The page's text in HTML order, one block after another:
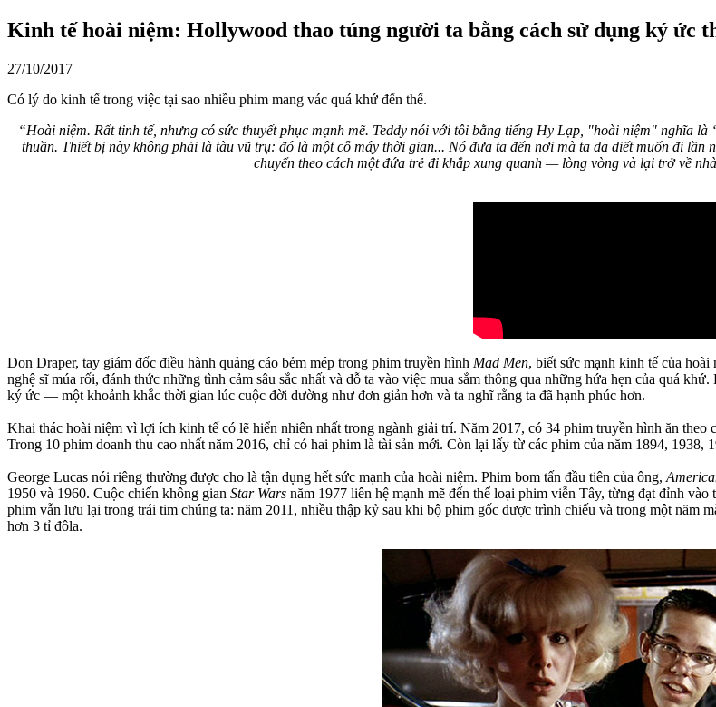
Kinh tế hoài niệm: Hollywood thao túng người ta bằng cách sử dụng ký ức
27/10/2017
Có lý do kinh tế trong việc tại sao nhiều phim mang vác quá khứ đến thế.
“Hoài niệm. Rất tinh tế, nhưng có sức thuyết phục mạnh mẽ. Teddy nói với tôi bằng tiếng Hy Lạp, "hoài niệm" nghĩa
thuần. Thiết bị này không phải là tàu vũ trụ: đó là một cỗ máy thời gian... Nó đưa ta đến nơi mà ta da diết muốn đi
chuyển theo cách một đứa trẻ đi khắp xung quanh — lòng vòng và lại trở về
Don Draper, tay giám đốc điều hành quảng cáo bẻm mép trong phim truyền hình Mad Men, biết sức mạnh kinh tế của
nghệ sĩ múa rối, đánh thức những tình cảm sâu sắc nhất và dỗ ta vào việc mua sắm thông qua những hứa hẹn của quá
ký ức — một khoảnh khắc thời gian lúc cuộc đời dường như đơn giản hơn và ta nghĩ rằng ta đã hạnh phúc hơn.
Khai thác hoài niệm vì lợi ích kinh tế có lẽ hiển nhiên nhất trong ngành giải trí. Năm 2017, có 34 phim truyền hình ăn theo
Trong 10 phim doanh thu cao nhất năm 2016, chỉ có hai phim là tài sản mới. Còn lại lấy từ các phim của năm 1894, 1938,
George Lucas nói riêng thường được cho là tận dụng hết sức mạnh của hoài niệm. Phim bom tấn đầu tiên của ông,
1950 và 1960. Cuộc chiến không gian Star Wars năm 1977 liên hệ mạnh mẽ đến thể loại phim viễn Tây, từng đạt đỉnh
phim vẫn lưu lại trong trái tim chúng ta: năm 2011, nhiều thập kỷ sau khi bộ phim gốc được trình chiếu và trong một năm
hơn 3 tỉ đôla.